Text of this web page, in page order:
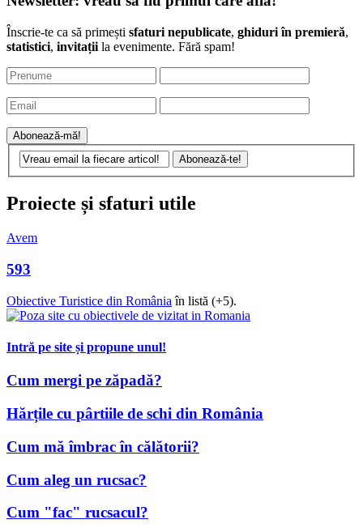
Înscrie-te ca să primești sfaturi nepublicate, ghiduri în premieră,
statistici, invitații la evenimente. Fără spam!
Proiecte și sfaturi utile
Avem
593
Obiective Turistice din România în listă (+5).
Intră pe site și propune unul!
Cum mergi pe zăpadă?
Hărțile cu pârtiile de schi din România
Cum mă îmbrac în călătorii?
Cum aleg un rucsac?
Cum "fac" rucsacul?